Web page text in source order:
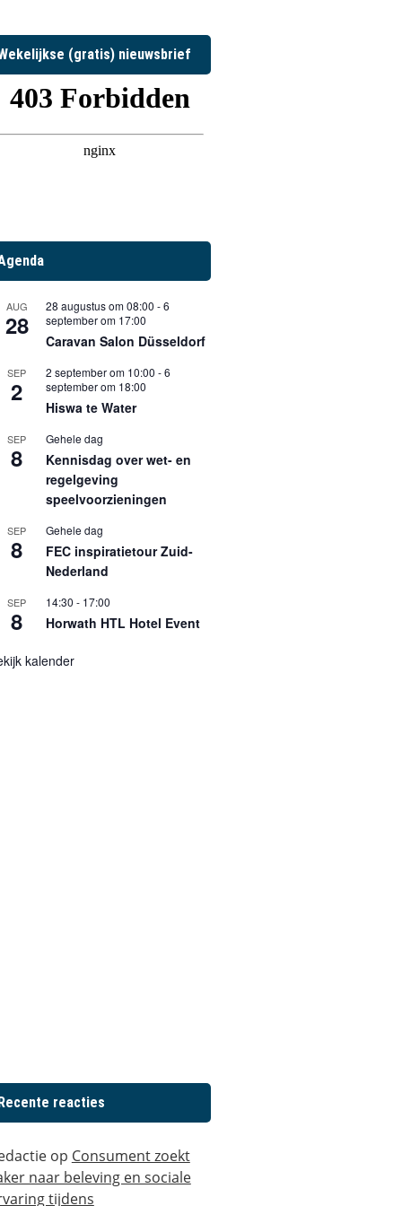
(gratis) nieuwsbrief
AUG
28
28 augustus om 08:00 -6
september om 17:00
Caravan Salon Düsseldorf
SEP
2
2 september om 10:00 -6
september om 18:00
Hiswa te Water
SEP
8
Gehele dag
Kennisdag over wet- en
regelgeving
speelvoorzieningen
SEP
8
Gehele dag
FEC inspiratietour Zuid-
Nederland
SEP
8
14:30 - 17:00
Horwath HTL Hotel Event
kalender
reacties
op Consument zoekt
naar beleving en sociale
tijdens